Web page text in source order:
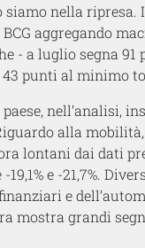
nella
aggregando
- a luglio segna
punti al minimo
nell’analisi,
alla
lontani dai dati
e -21,7%.
e
mostra grandi